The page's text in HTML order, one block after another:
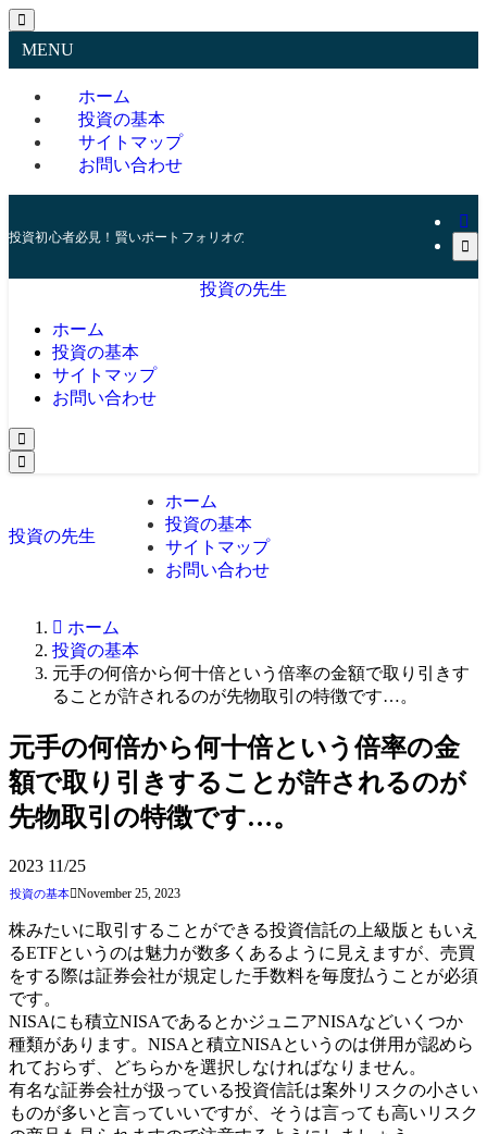
MENU
ホーム
投資の基本
サイトマップ
お問い合わせ
投資初心者必見！賢いポートフォリオの組み方とリスク管理の秘訣
投資の先生
ホーム
投資の基本
サイトマップ
お問い合わせ
投資の先生
ホーム
投資の基本
サイトマップ
お問い合わせ
ホーム
投資の基本
元手の何倍から何十倍という倍率の金額で取り引きす
ることが許されるのが先物取引の特徴です…。
元手の何倍から何十倍という倍率の金
額で取り引きすることが許されるのが
先物取引の特徴です…。
2023 11/25
投資の基本 November 25, 2023
株みたいに取引することができる投資信託の上級版ともいえ
るETFというのは魅力が数多くあるように見えますが、売買
をする際は証券会社が規定した手数料を毎度払うことが必須
です。
NISAにも積立NISAであるとかジュニアNISAなどいくつか
種類があります。NISAと積立NISAというのは併用が認めら
れておらず、どちらかを選択しなければなりません。
有名な証券会社が扱っている投資信託は案外リスクの小さい
ものが多いと言っていいですが、そうは言っても高いリスク